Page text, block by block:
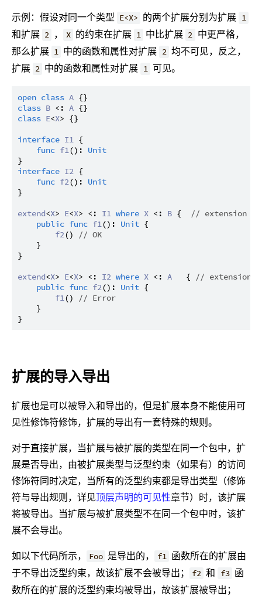
示例：假设对同一个类型 E<X> 的两个扩展分别为扩展 1
和扩展 2 ， X 的约束在扩展 1 中比扩展 2 中更严格，
那么扩展 1 中的函数和属性对扩展 2 均不可见，反之，
扩展 2 中的函数和属性对扩展 1 可见。
open class A
class B <: A
class E<X> {}
interface I1 {
func f1(): Unit
interface I2 {
func f2(): Unit
}
extend<X> E<X> <: I1 where X <: B {
// extension 1
public func f1(): Unit {
f2()
// OK
    }
}
extend<X> E<X> <: I2 where X <: A
   {
// extension 2
public func f2(): Unit {
f1()
// Error
    }
扩展的导入导出
扩展也是可以被导入和导出的，但是扩展本身不能使用可
见性修饰符修饰，扩展的导出有一套特殊的规则。
对于直接扩展，当扩展与被扩展的类型在同一个包中，扩
展是否导出，由被扩展类型与泛型约束（如果有）的访问
修饰符同时决定，当所有的泛型约束都是导出类型（修饰
符与导出规则，详见顶层声明的可见性章节）时，该扩展
将被导出。当扩展与被扩展类型不在同一个包中时，该扩
展不会导出。
如以下代码所示，
Foo 是导出的， f1 函数所在的扩展由
于不导出泛型约束，故该扩展不会被导出；
f2 和 f3 函
数所在的扩展的泛型约束均被导出，故该扩展被导出；